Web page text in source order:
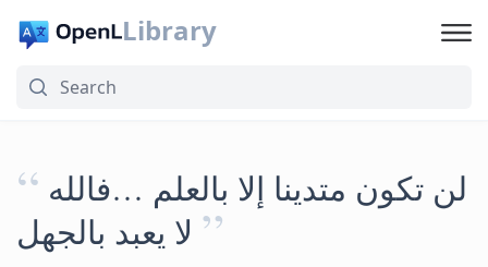
Library
“ لن تكون متدينا إلا بالعلم …فالله
لا يعبد بالجهل ”